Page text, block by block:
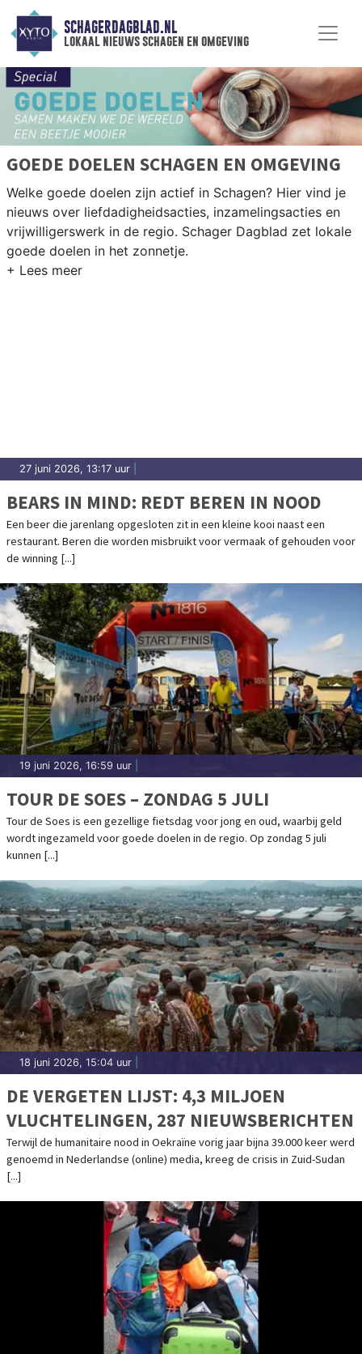
SCHAGERDAGBLAD.NL
lokaal nieuws schagen en omgeving
GOEDE DOELEN SCHAGEN EN OMGEVING
Welke goede doelen zijn actief in Schagen? Hier vind je
nieuws over liefdadigheidsacties, inzamelingsacties en
vrijwilligerswerk in de regio. Schager Dagblad zet lokale
goede doelen in het zonnetje.
27 juni 2026, 13:17 uur
BEARS IN MIND: REDT BEREN IN NOOD
Een beer die jarenlang opgesloten zit in een kleine kooi naast een
restaurant. Beren die worden misbruikt voor vermaak of gehouden voor
de winning [...]
19 juni 2026, 16:59 uur
TOUR DE SOES – ZONDAG 5 JULI
Tour de Soes is een gezellige fietsdag voor jong en oud, waarbij geld
wordt ingezameld voor goede doelen in de regio. Op zondag 5 juli
kunnen [...]
18 juni 2026, 15:04 uur
DE VERGETEN LIJST: 4,3 MILJOEN
VLUCHTELINGEN, 287 NIEUWSBERICHTEN
Terwijl de humanitaire nood in Oekraïne vorig jaar bijna 39.000 keer werd
genoemd in Nederlandse (online) media, kreeg de crisis in Zuid-Sudan
[...]